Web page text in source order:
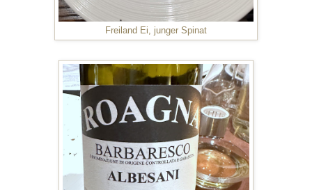
Freiland Ei, junger Spinat